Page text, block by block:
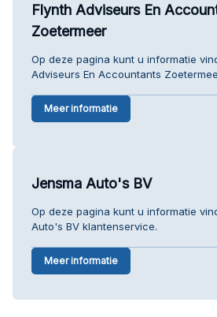
Flynth Adviseurs En
Zoetermeer
Op deze pagina kunt u informatie
Adviseurs En Accountants
Meer informatie
Jensma Auto's BV
Op deze pagina kunt u informatie
Auto's BV klantenservice.
Meer informatie